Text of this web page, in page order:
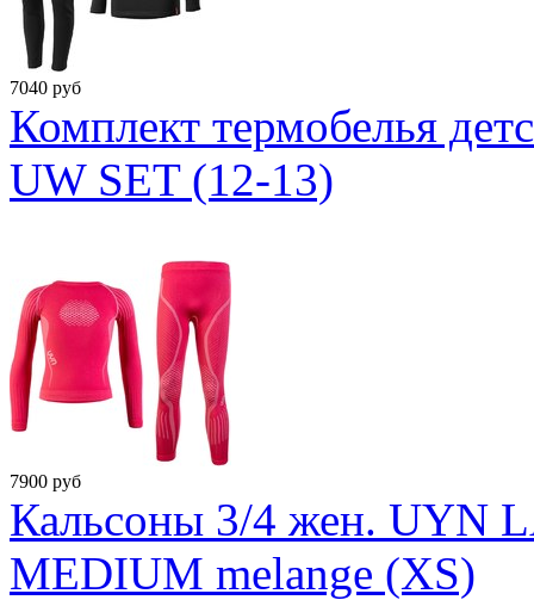
7040 руб
Комплект термобелья
UW SET (12-13)
7900 руб
Кальсоны 3/4 жен. UYN
MEDIUM melange (XS)